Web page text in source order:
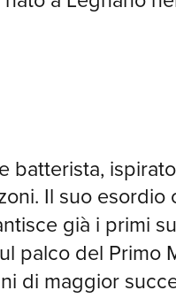
Il suo esordio
già i primi
palco del Primo
di maggior